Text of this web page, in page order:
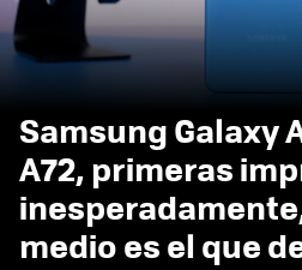
Samsung Galaxy
A72, primeras
medio es el que